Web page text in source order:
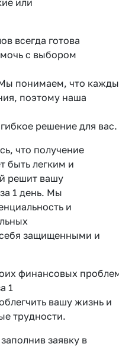
всегда готова
с выбором
понимаем, что
поэтому наша
решение для вас.
что получение
быть легким и
решит вашу
1 день. Мы
и
защищенными и
финансовых
1
вашу жизнь и
трудности.
заявку в